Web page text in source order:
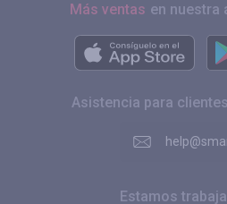
Más ventas en nuestra
Asistencia para
Estamos